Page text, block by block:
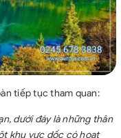
tiếp tục tham quan:
dưới đáy là những thân
khu vực dốc có hoạt